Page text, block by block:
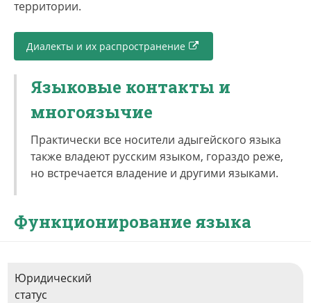
территории.
Диалекты и их распространение
Языковые контакты и
многоязычие
Практически все носители адыгейского языка
также владеют русским языком, гораздо реже,
но встречается владение и другими языками.
Функционирование языка
Юридический
статус